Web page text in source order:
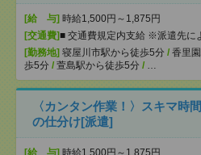
[給 与] 時給1,500円～1,875円
[交通費]■ 交通費規定内支給 ※派遣先に
[勤務地] 寝屋川市駅から徒歩5分 / 香里
歩5分 / 萱島駅から徒歩5分 / …
〈カンタン作業！〉スキマ時
の仕分け[派遣]
[給 与] 時給1,500円～1,875円